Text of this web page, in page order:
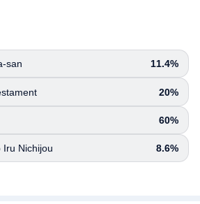
san 11.4%
20%
60%
Iru Nichijou 8.6%